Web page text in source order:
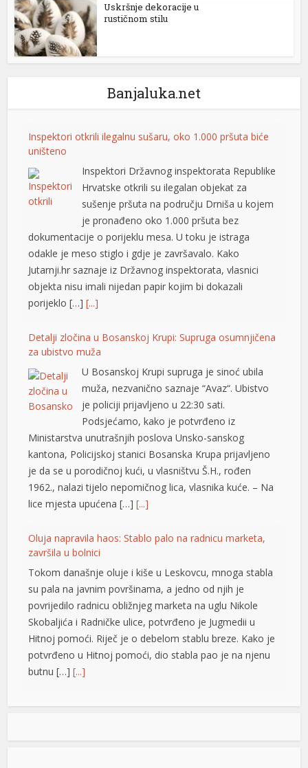
Uskršnje dekoracije u
rustičnom stilu
Banjaluka.net
Inspektori otkrili ilegalnu sušaru, oko 1.000 pršuta biće
uništeno
Inspektori Državnog inspektorata Republike
Hrvatske otkrili su ilegalan objekat za
sušenje pršuta na području Drniša u kojem
je pronađeno oko 1.000 pršuta bez
dokumentacije o porijeklu mesa. U toku je istraga
odakle je meso stiglo i gdje je završavalo. Kako
Jutarnji.hr saznaje iz Državnog inspektorata, vlasnici
objekta nisu imali nijedan papir kojim bi dokazali
porijeklo […][...]
Detalji zločina u Bosanskoj Krupi: Supruga osumnjičena
za ubistvo muža
U Bosanskoj Krupi supruga je sinoć ubila
muža, nezvanično saznaje “Avaz“. Ubistvo
je policiji prijavljeno u 22:30 sati.
Podsjećamo, kako je potvrđeno iz
Ministarstva unutrašnjih poslova Unsko-sanskog
kantona, Policijskoj stanici Bosanska Krupa prijavljeno
je da se u porodičnoj kući, u vlasništvu Š.H., rođen
1962., nalazi tijelo nepomičnog lica, vlasnika kuće. – Na
lice mjesta upućena […][...]
Oluja napravila haos: Stablo palo na radnicu marketa,
završila u bolnici
Tokom današnje oluje i kiše u Leskovcu, mnoga stabla
su pala na javnim površinama, a jedno od njih je
povrijedilo radnicu obližnjeg marketa na uglu Nikole
Skobaljića i Radničke ulice, potvrđeno je Jugmedii u
Hitnoj pomoći. Riječ je o debelom stablu breze. Kako je
potvrđeno u Hitnoj pomoći, dio stabla pao je na njenu
butnu […][...]
Snimak s Jadrana izazvao bijes javnosti: Muškarac džet
Snimak s Kraljičine plaže u Ninu izazvao je